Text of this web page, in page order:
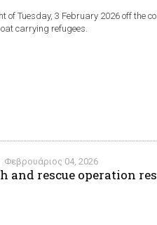
of Tuesday, 3 February 2026 off the
carrying refugees.
Φεβρουάριος 04, 2026
and rescue operation